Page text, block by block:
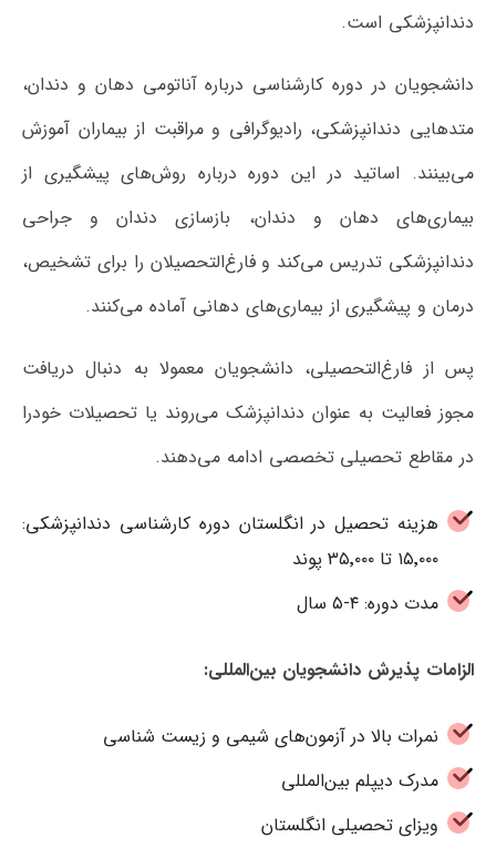
دندانپزشکی است.
دانشجویان در دوره کارشناسی درباره آناتومی دهان و دندان،
متدهایی دندانپزشکی، رادیوگرافی و مراقبت از بیماران آموزش
می‌بینند. اساتید در این دوره درباره روش‌های پیشگیری از
بیماری‌های دهان و دندان، بازسازی دندان و جراحی
دندانپزشکی تدریس می‌کند و فارغ‌التحصیلان را برای تشخیص،
درمان و پیشگیری از بیماری‌های دهانی آماده می‌کنند.
پس از فارغ‌التحصیلی، دانشجویان معمولا به دنبال دریافت
مجوز فعالیت به عنوان دندانپزشک می‌روند یا تحصیلات خودرا
در مقاطع تحصیلی تخصصی ادامه می‌دهند.
هزینه تحصیل در انگلستان دوره کارشناسی دندانپزشکی:
۱۵٬۰۰۰ تا ۳۵٬۰۰۰ پوند
مدت دوره: ۴-۵ سال
الزامات پذیرش دانشجویان بین‌المللی:
نمرات بالا در آزمون‌های شیمی و زیست شناسی
مدرک دیپلم بین‌المللی
ویزای تحصیلی انگلستان